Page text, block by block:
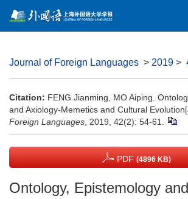
Journal of Foreign Languages > 2019 >
Citation: FENG Jianming, MO Aiping.
and Axiology-Memetics and Cultural
Foreign Languages , 2019, 42(2): 54-61.
PDF (4896 KB)
Ontology, Epistemology